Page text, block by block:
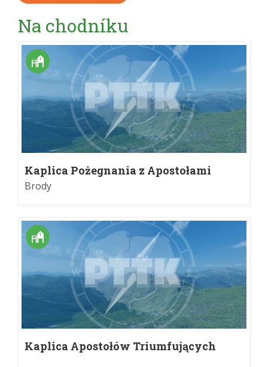
Na chodníku
Kaplica Pożegnania z Apostołami
Brody
Kaplica Apostołów Triumfujących